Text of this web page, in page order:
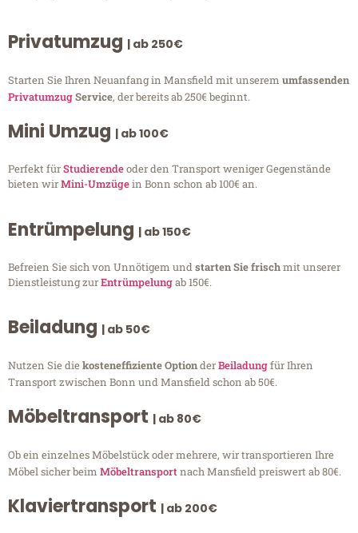
Privatumzug | ab 250€
Starten Sie Ihren Neuanfang in Mansfield mit unserem umfassenden
PrivatumzugService, der bereits ab 250€ beginnt.
Mini Umzug | ab 100€
Perfekt fürStudierendeoder den Transport weniger Gegenstände
bieten wirMini-Umzügein Bonn schon ab 100€ an.
Entrümpelung | ab 150€
Befreien Sie sich von Unnötigem undstarten Sie frischmit unserer
Dienstleistung zurEntrümpelungab 150€.
Beiladung | ab 50€
Nutzen Sie diekosteneffiziente OptionderBeiladungfür Ihren
Transport zwischen Bonn und Mansfield schon ab 50€.
Möbeltransport | ab 80€
Ob ein einzelnes Möbelstück oder mehrere, wir transportieren Ihre
Möbel sicher beim Möbeltransportnach Mansfield preiswert ab 80€.
Klaviertransport | ab 200€